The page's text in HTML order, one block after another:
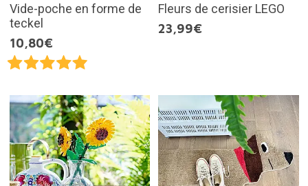
Vide-poche en forme de
teckel
10,80€
Fleurs de cerisier LEGO
23,99€